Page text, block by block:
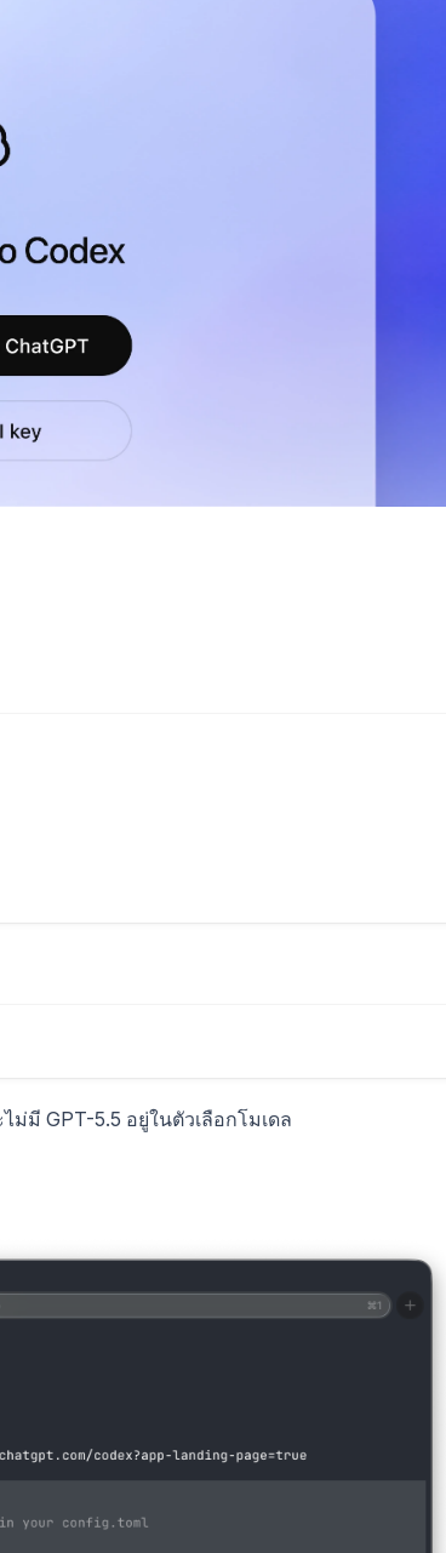
ม่มี GPT-5.5 อยู่ในตัวเลือกโมเดล